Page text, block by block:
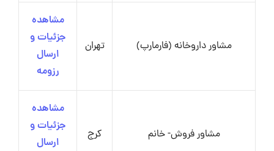
مشاور داروخانه (فارمارپ) تهران
مشاهده
جزئیات و
ارسال
رزومه
مشاور فروش- خانم کرج
مشاهده
جزئیات و
ارسال